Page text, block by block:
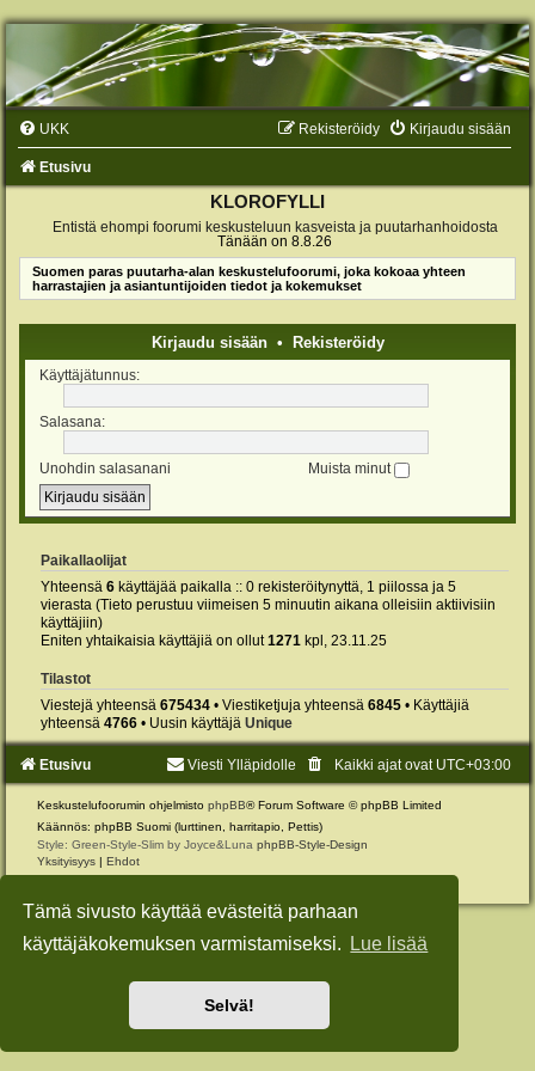
Tämä sivusto käyttää evästeitä parhaan
käyttäjäkokemuksen varmistamiseksi.
Lue lisää
Selvä!
UKK Kirjaudu sisään
Rekisteröidy
Etusivu
KLOROFYLLI
Entistä ehompi foorumi keskusteluun kasveista ja puutarhanhoidosta
Tänään on 8.8.26
Suomen paras puutarha-alan keskustelufoorumi, joka kokoaa yhteen
harrastajien ja asiantuntijoiden tiedot ja kokemukset
Kirjaudu sisään• Rekisteröidy
Käyttäjätunnus:
Salasana:
Unohdin salasanani Muista minut
Paikallaolijat
Yhteensä 6 käyttäjää paikalla :: 0 rekisteröitynyttä, 1 piilossa ja 5
vierasta (Tieto perustuu viimeisen 5 minuutin aikana olleisiin aktiivisiin
käyttäjiin)
Eniten yhtaikaisia käyttäjiä on ollut1271 kpl, 23.11.25
Tilastot
Viestejä yhteensä 675434 • Viestiketjuja yhteensä 6845 • Käyttäjiä
yhteensä 4766 • Uusin käyttäjä Unique
Etusivu Kaikki ajat ovat UTC+03:00
Viesti Ylläpidolle
Keskustelufoorumin ohjelmisto phpBB® Forum Software © phpBB Limited
Käännös: phpBB Suomi (lurttinen, harritapio, Pettis)
Style: Green-Style-Slim by Joyce&Luna phpBB-Style-Design
Yksityisyys | Ehdot